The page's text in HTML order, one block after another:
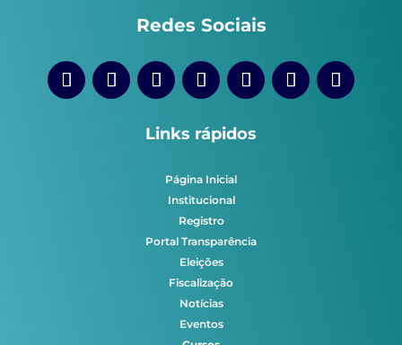
Redes Sociais
Links rápidos
Página Inicial
Institucional
Registro
Portal Transparência
Eleições
Fiscalização
Notícias
Eventos